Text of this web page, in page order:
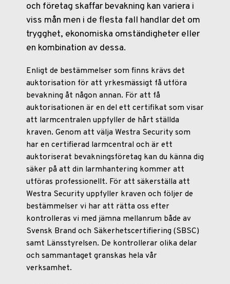
och företag skaffar bevakning kan variera i
viss mån men i de flesta fall handlar det om
trygghet, ekonomiska omständigheter eller
en kombination av dessa.
Enligt de bestämmelser som finns krävs det
auktorisation för att yrkesmässigt få utföra
bevakning åt någon annan. För att få
auktorisationen är en del ett certifikat som visar
att larmcentralen uppfyller de hårt ställda
kraven. Genom att välja Westra Security som
har en certifierad larmcentral och är ett
auktoriserat bevakningsföretag kan du känna dig
säker på att din larmhantering kommer att
utföras professionellt. För att säkerställa att
Westra Security uppfyller kraven och följer de
bestämmelser vi har att rätta oss efter
kontrolleras vi med jämna mellanrum både av
Svensk Brand och Säkerhetscertifiering (SBSC)
samt Länsstyrelsen. De kontrollerar olika delar
och sammantaget granskas hela vår
verksamhet.